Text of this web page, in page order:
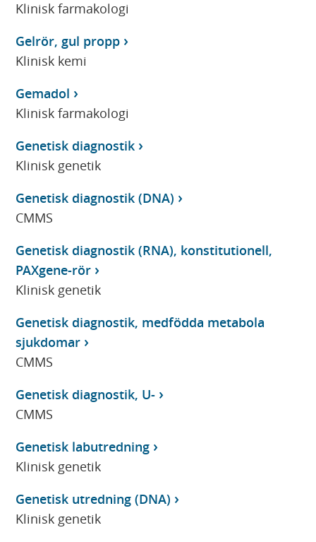
Klinisk farmakologi
Gelrör, gul propp
Klinisk kemi
Gemadol
Klinisk farmakologi
Genetisk diagnostik
Klinisk genetik
Genetisk diagnostik (DNA)
CMMS
Genetisk diagnostik (RNA), konstitutionell,
PAXgene-rör
Klinisk genetik
Genetisk diagnostik, medfödda metabola
sjukdomar
CMMS
Genetisk diagnostik, U-
CMMS
Genetisk labutredning
Klinisk genetik
Genetisk utredning (DNA)
Klinisk genetik